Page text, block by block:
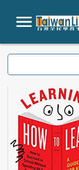
ไปยังเนื้อหาหลัก